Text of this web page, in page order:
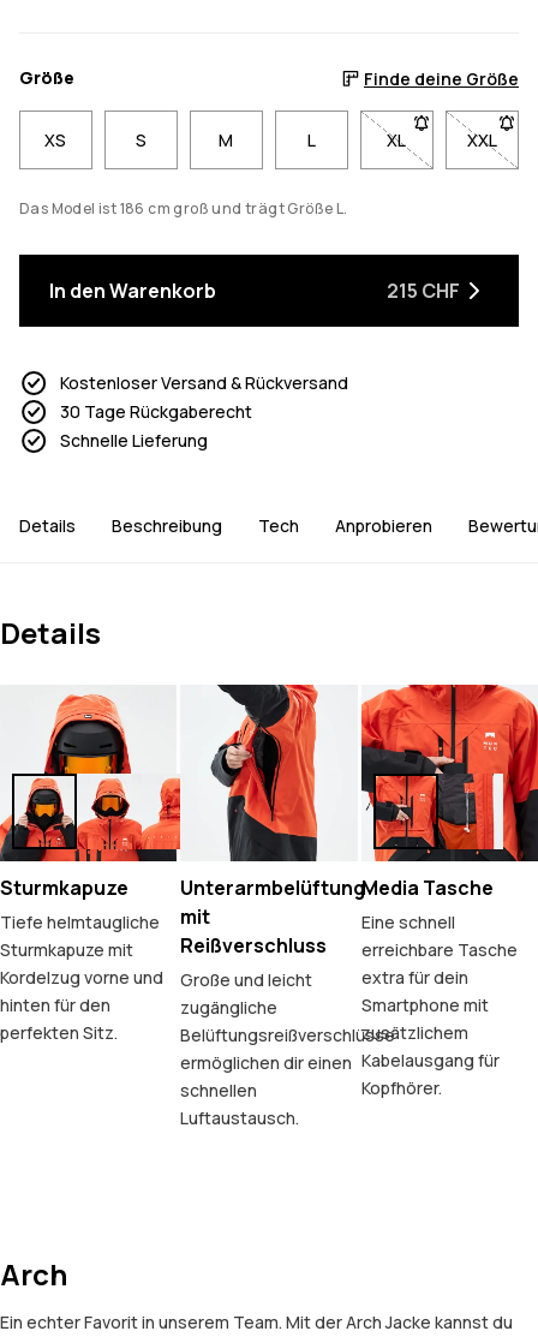
Größe Finde deine Größe
XS S M L XL- Größe XL nicht
XXL
-
Das Model ist 186 cm groß und trägt Größe L.
In den Warenkorb 215 CHF
Kostenloser Versand & Rückversand
30 Tage Rückgaberecht
Schnelle Lieferung
Details Beschreibung Tech Anprobieren
Details
Sturmkapuze
Tiefe helmtaugliche
Sturmkapuze mit
Kordelzug vorne und
hinten für den
perfekten Sitz.
Unterarmbelüftung
mit
Reißverschluss
Große und leicht
zugängliche
Belüftungsreißverschlüsse
ermöglichen dir einen
schnellen
Luftaustausch.
Media Tasche
Eine schnell
erreichbare Tasche
extra für dein
Smartphone mit
zusätzlichem
Kabelausgang für
Kopfhörer.
Arch
Ein echter Favorit in unserem Team. Mit der Arch Jacke kannst du